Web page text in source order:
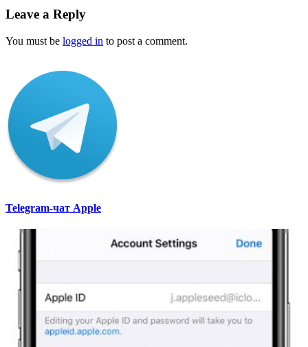
Leave a Reply
You must be logged in to post a comment.
Telegram-чат Apple